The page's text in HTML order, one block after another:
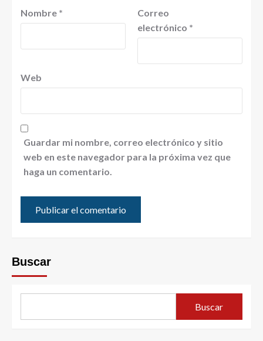
Nombre *
Correo
electrónico *
Web
Guardar mi nombre, correo electrónico y sitio
web en este navegador para la próxima vez que
haga un comentario.
Buscar
Buscar